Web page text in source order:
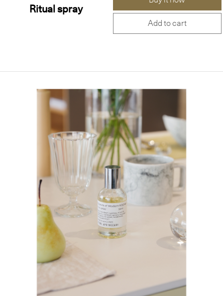
Ritual spray
Add to cart